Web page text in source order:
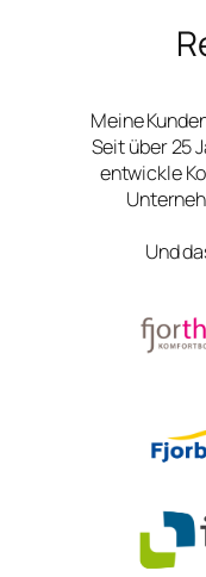
Meine
Seit über 25
entwickle
Und